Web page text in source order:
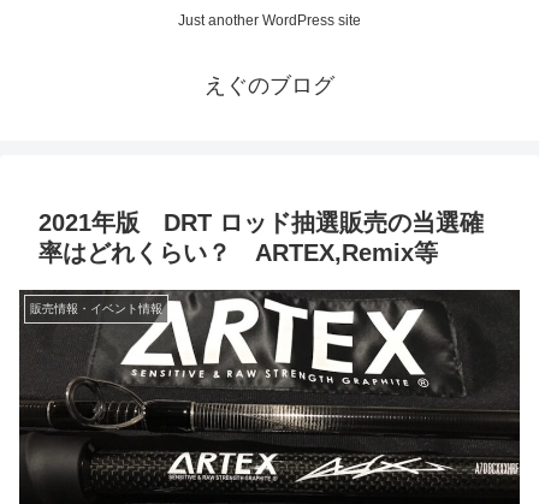
Just another WordPress site
えぐのブログ
2021年版 DRT ロッド抽選販売の当選確
率はどれくらい？ ARTEX,Remix等
販売情報・イベント情報